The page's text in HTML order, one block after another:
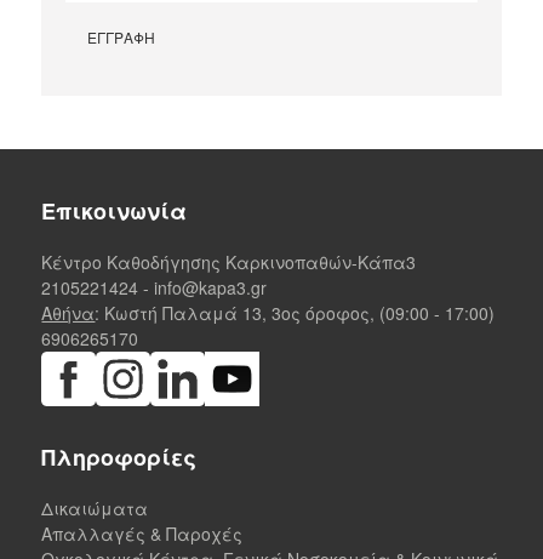
Επικοινωνία
Κέντρο Καθοδήγησης Καρκινοπαθών-Κάπα3
2105221424 - info@kapa3.gr
Αθήνα: Κωστή Παλαμά 13, 3ος όροφος, (09:00 - 17:00)
6906265170
Πληροφορίες
Δικαιώματα
Απαλλαγές & Παροχές